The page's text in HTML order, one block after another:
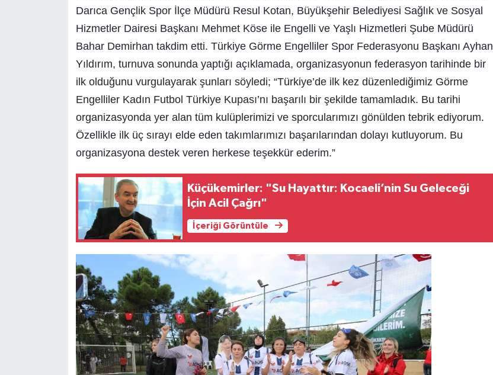
Darıca Gençlik Spor İlçe Müdürü Resul Kotan, Büyükşehir Belediyesi Sağlık ve Sosyal
Hizmetler Dairesi Başkanı Mehmet Köse ile Engelli ve Yaşlı Hizmetleri Şube Müdürü
Bahar Demirhan takdim etti. Türkiye Görme Engelliler Spor Federasyonu Başkanı Ayhan
Yıldırım, turnuva sonunda yaptığı açıklamada, organizasyonun federasyon tarihinde bir
ilk olduğunu vurgulayarak şunları söyledi; “Türkiye’de ilk kez düzenlediğimiz Görme
Engelliler Kadın Futbol Türkiye Kupası’nı başarılı bir şekilde tamamladık. Bu tarihi
organizasyonda yer alan tüm kulüplerimizi ve sporcularımızı gönülden tebrik ediyorum.
Özellikle ilk üç sırayı elde eden takımlarımızı başarılarından dolayı kutluyorum. Bu
organizasyona destek veren herkese teşekkür ederim.”
Küçükemirler: "Su Hayattır: Kocaeli’nin Su Geleceği
İçin Acil Çağrı"
İçeriği Görüntüle